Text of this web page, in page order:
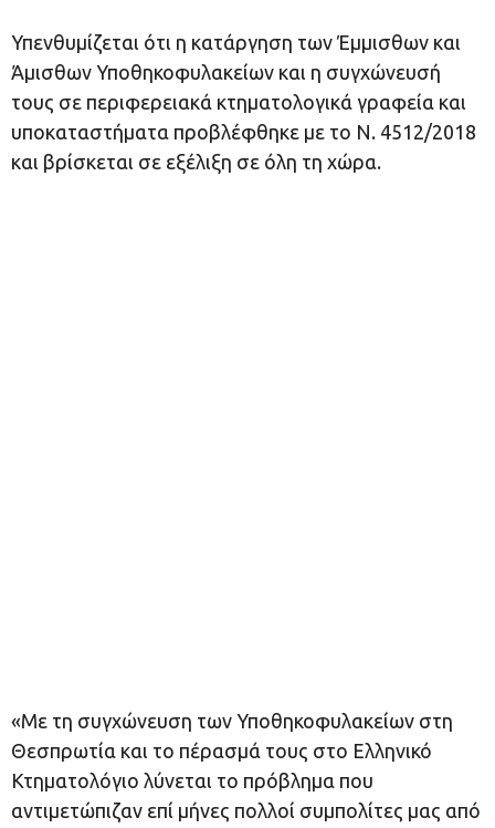
Υπενθυμίζεται ότι η κατάργηση των Έμμισθων και
Άμισθων Υποθηκοφυλακείων και η συγχώνευσή
τους σε περιφερειακά κτηματολογικά γραφεία και
υποκαταστήματα προβλέφθηκε με το Ν. 4512/2018
και βρίσκεται σε εξέλιξη σε όλη τη χώρα.
«Με τη συγχώνευση των Υποθηκοφυλακείων στη
Θεσπρωτία και το πέρασμά τους στο Ελληνικό
Κτηματολόγιο λύνεται το πρόβλημα που
αντιμετώπιζαν επί μήνες πολλοί συμπολίτες μας από